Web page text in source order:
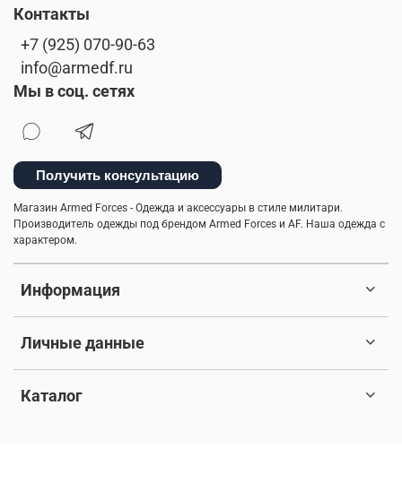
Информация
Личные данные
Каталог
Контакты
+7 (925) 070-90-63
info@armedf.ru
Мы в соц. сетях
Получить консультацию
Магазин Armed Forces - Одежда и аксессуары в стиле милитари.
Производитель одежды под брендом Armed Forces и AF. Наша одежда с
характером.